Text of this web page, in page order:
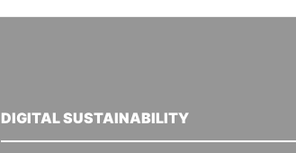
DIGITAL SUSTAINABILITY